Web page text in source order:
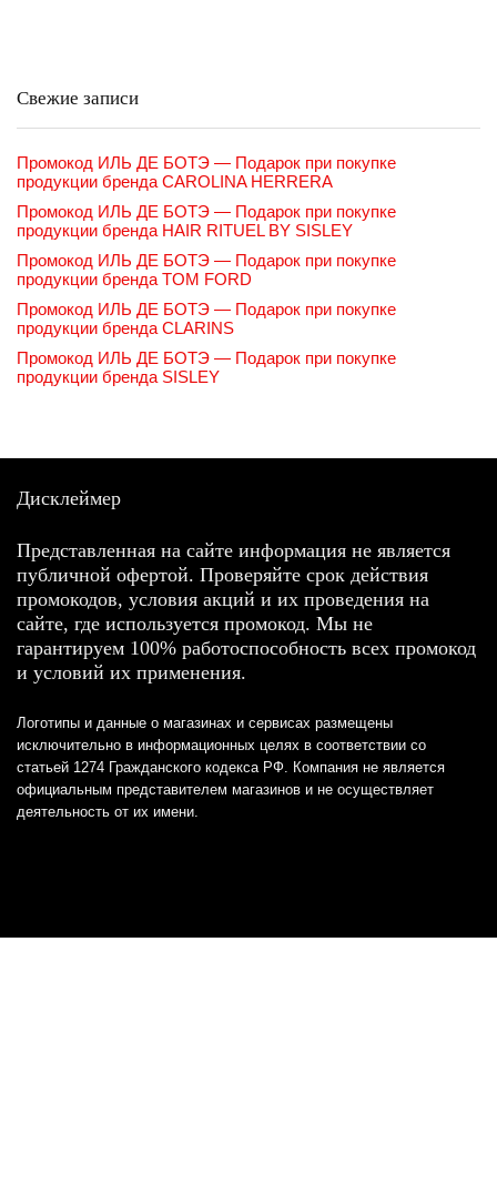
Свежие записи
Промокод ИЛЬ ДЕ БОТЭ — Подарок при покупке
продукции бренда CAROLINA HERRERA
Промокод ИЛЬ ДЕ БОТЭ — Подарок при покупке
продукции бренда HAIR RITUEL BY SISLEY
Промокод ИЛЬ ДЕ БОТЭ — Подарок при покупке
продукции бренда TOM FORD
Промокод ИЛЬ ДЕ БОТЭ — Подарок при покупке
продукции бренда CLARINS
Промокод ИЛЬ ДЕ БОТЭ — Подарок при покупке
продукции бренда SISLEY
Дисклеймер
Представленная на сайте информация не является
публичной офертой. Проверяйте срок действия
промокодов, условия акций и их проведения на
сайте, где используется промокод. Мы не
гарантируем 100% работоспособность всех промокод
и условий их применения.
Логотипы и данные о магазинах и сервисах размещены
исключительно в информационных целях в соответствии со
статьей 1274 Гражданского кодекса РФ. Компания не является
официальным представителем магазинов и не осуществляет
деятельность от их имени.